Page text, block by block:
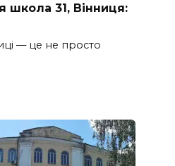
школа 31, Вінниця:
— це не просто